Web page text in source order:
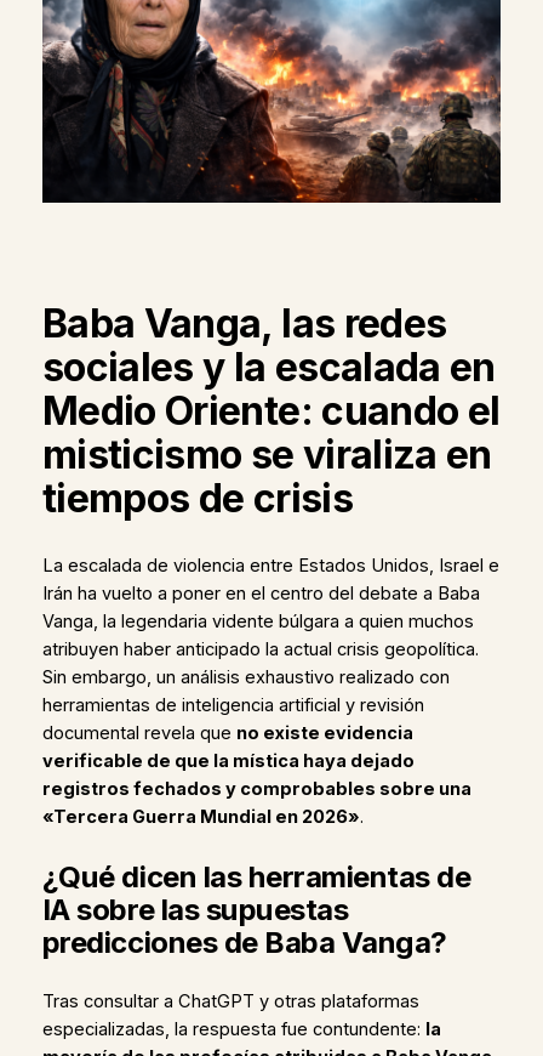
Baba Vanga, las redes
sociales y la escalada en
Medio Oriente: cuando el
misticismo se viraliza en
tiempos de crisis
La escalada de violencia entre Estados Unidos, Israel e
Irán ha vuelto a poner en el centro del debate a Baba
Vanga, la legendaria vidente búlgara a quien muchos
atribuyen haber anticipado la actual crisis geopolítica.
Sin embargo, un análisis exhaustivo realizado con
herramientas de inteligencia artificial y revisión
documental revela que no existe evidencia
verificable de que la mística haya dejado
registros fechados y comprobables sobre una
«Tercera Guerra Mundial en 2026».
¿Qué dicen las herramientas de
IA sobre las supuestas
predicciones de Baba Vanga?
Tras consultar a ChatGPT y otras plataformas
especializadas, la respuesta fue contundente: la